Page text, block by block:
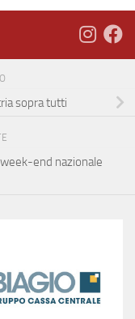
sopra tutti
end nazionale